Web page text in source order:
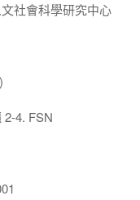
社會科學研究中心
2-4. FSN